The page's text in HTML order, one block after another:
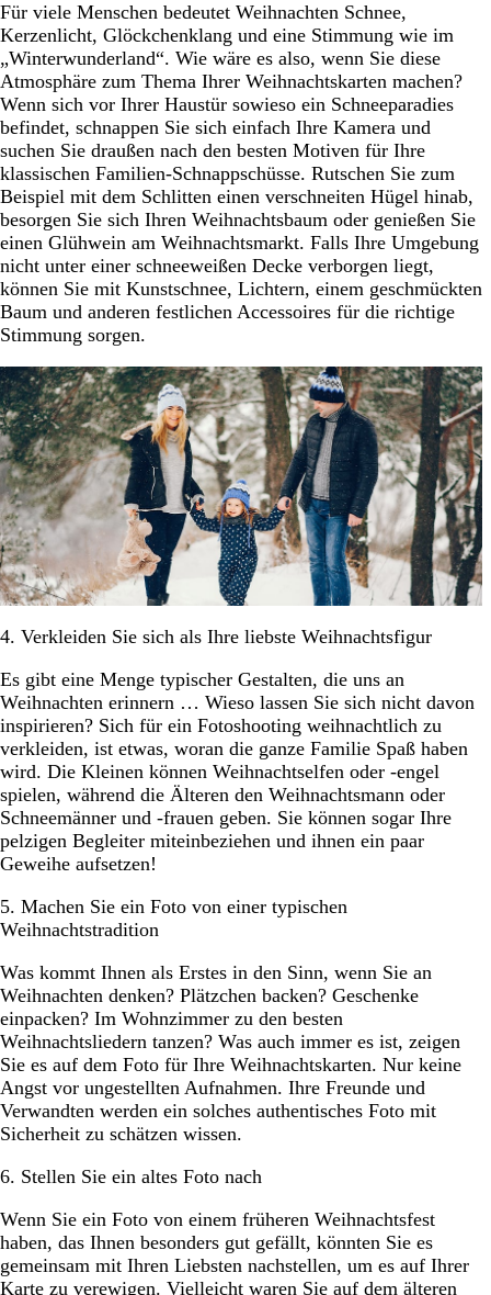
Für viele Menschen bedeutet Weihnachten Schnee,
Kerzenlicht, Glöckchenklang und eine Stimmung wie im
„Winterwunderland“. Wie wäre es also, wenn Sie diese
Atmosphäre zum Thema Ihrer Weihnachtskarten machen?
Wenn sich vor Ihrer Haustür sowieso ein Schneeparadies
befindet, schnappen Sie sich einfach Ihre Kamera und
suchen Sie draußen nach den besten Motiven für Ihre
klassischen Familien-Schnappschüsse. Rutschen Sie zum
Beispiel mit dem Schlitten einen verschneiten Hügel hinab,
besorgen Sie sich Ihren Weihnachtsbaum oder genießen Sie
einen Glühwein am Weihnachtsmarkt. Falls Ihre Umgebung
nicht unter einer schneeweißen Decke verborgen liegt,
können Sie mit Kunstschnee, Lichtern, einem geschmückten
Baum und anderen festlichen Accessoires für die richtige
Stimmung sorgen.
4. Verkleiden Sie sich als Ihre liebste Weihnachtsfigur
Es gibt eine Menge typischer Gestalten, die uns an
Weihnachten erinnern … Wieso lassen Sie sich nicht davon
inspirieren? Sich für ein Fotoshooting weihnachtlich zu
verkleiden, ist etwas, woran die ganze Familie Spaß haben
wird. Die Kleinen können Weihnachtselfen oder -engel
spielen, während die Älteren den Weihnachtsmann oder
Schneemänner und -frauen geben. Sie können sogar Ihre
pelzigen Begleiter miteinbeziehen und ihnen ein paar
Geweihe aufsetzen!
5. Machen Sie ein Foto von einer typischen
Weihnachtstradition
Was kommt Ihnen als Erstes in den Sinn, wenn Sie an
Weihnachten denken? Plätzchen backen? Geschenke
einpacken? Im Wohnzimmer zu den besten
Weihnachtsliedern tanzen? Was auch immer es ist, zeigen
Sie es auf dem Foto für Ihre Weihnachtskarten. Nur keine
Angst vor ungestellten Aufnahmen. Ihre Freunde und
Verwandten werden ein solches authentisches Foto mit
Sicherheit zu schätzen wissen.
6. Stellen Sie ein altes Foto nach
Wenn Sie ein Foto von einem früheren Weihnachtsfest
haben, das Ihnen besonders gut gefällt, könnten Sie es
gemeinsam mit Ihren Liebsten nachstellen, um es auf Ihrer
Karte zu verewigen. Vielleicht waren Sie auf dem älteren